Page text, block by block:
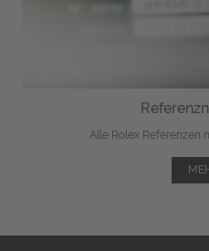
Alle Rolex Referenzen